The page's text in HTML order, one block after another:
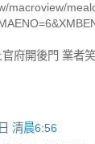
macroview/
府開後門 業者
清晨6:56